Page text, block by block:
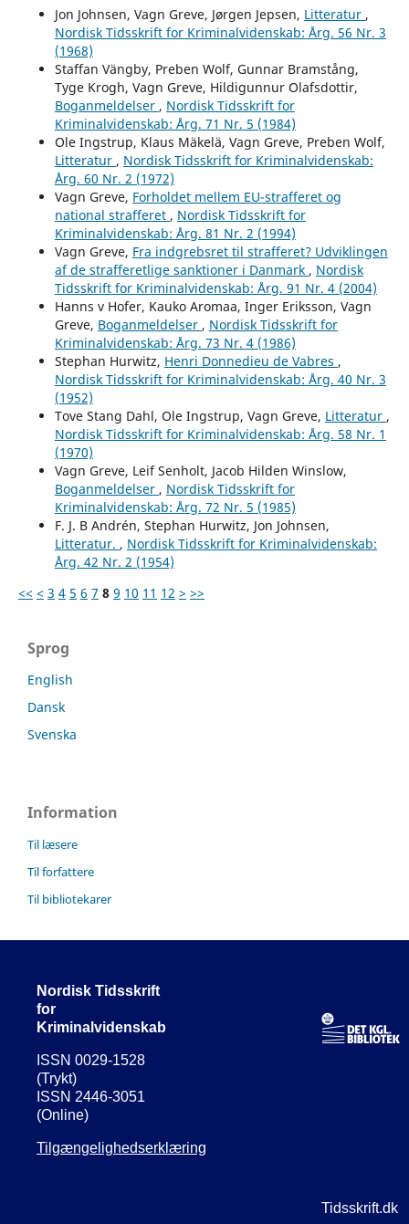
Jon Johnsen, Vagn Greve, Jørgen Jepsen, Litteratur ,
Nordisk Tidsskrift for Kriminalvidenskab: Årg. 56 Nr. 3
(1968)
Staffan Vängby, Preben Wolf, Gunnar Bramstång,
Tyge Krogh, Vagn Greve, Hildigunnur Olafsdottir,
Boganmeldelser , Nordisk Tidsskrift for
Kriminalvidenskab: Årg. 71 Nr. 5 (1984)
Ole Ingstrup, Klaus Mäkelä, Vagn Greve, Preben Wolf,
Litteratur , Nordisk Tidsskrift for Kriminalvidenskab:
Årg. 60 Nr. 2 (1972)
Vagn Greve, Forholdet mellem EU-strafferet og
national strafferet , Nordisk Tidsskrift for
Kriminalvidenskab: Årg. 81 Nr. 2 (1994)
Vagn Greve, Fra indgrebsret til strafferet? Udviklingen
af de strafferetlige sanktioner i Danmark , Nordisk
Tidsskrift for Kriminalvidenskab: Årg. 91 Nr. 4 (2004)
Hanns v Hofer, Kauko Aromaa, Inger Eriksson, Vagn
Greve, Boganmeldelser , Nordisk Tidsskrift for
Kriminalvidenskab: Årg. 73 Nr. 4 (1986)
Stephan Hurwitz, Henri Donnedieu de Vabres ,
Nordisk Tidsskrift for Kriminalvidenskab: Årg. 40 Nr. 3
(1952)
Tove Stang Dahl, Ole Ingstrup, Vagn Greve, Litteratur ,
Nordisk Tidsskrift for Kriminalvidenskab: Årg. 58 Nr. 1
(1970)
Vagn Greve, Leif Senholt, Jacob Hilden Winslow,
Boganmeldelser , Nordisk Tidsskrift for
Kriminalvidenskab: Årg. 72 Nr. 5 (1985)
F. J. B Andrén, Stephan Hurwitz, Jon Johnsen,
Litteratur. , Nordisk Tidsskrift for Kriminalvidenskab:
Årg. 42 Nr. 2 (1954)
<< < 3 4 5 6 7 8 9 10 11 12 > >>
Sprog
English
Dansk
Svenska
Information
Til læsere
Til forfattere
Til bibliotekarer
Nordisk Tidsskrift
for
Kriminalvidenskab
ISSN 0029-1528
(Trykt)
ISSN 2446-3051
(Online)
Tilgængelighedserklæring